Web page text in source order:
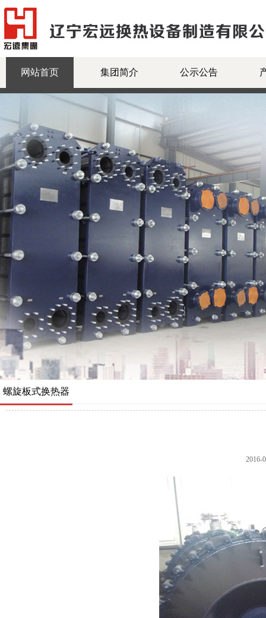
网站首页 集团简介 公示公告
螺旋板式换热器
2016-